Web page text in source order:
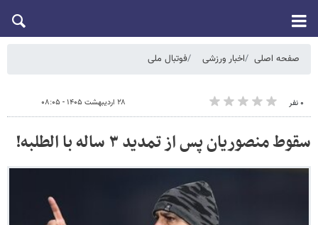
صفحه اصلی اخبار ورزشی فوتبال ملی
۰ نفر ۲۸ اردیبهشت ۱۴۰۵ - ۰۸:۰۵
سقوط منصوریان پس از تمدید ۳ ساله با الطلبه!